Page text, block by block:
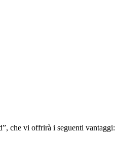
che vi offrirà i seguenti vantaggi: